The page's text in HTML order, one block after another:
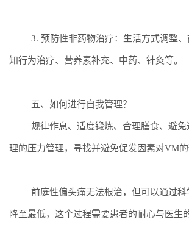
3. 预防性非药物治疗： 生活方式调整、
知行为治疗、营养素补充、中药、针灸等。
五、如何进行自我管理？
规律作息、适度锻炼、合理膳食、避
理的压力管理，寻找并避免促发因素对VM
前庭性偏头痛无法根治，但可以通过
降至最低， 这个过程需要患者的耐心与医生